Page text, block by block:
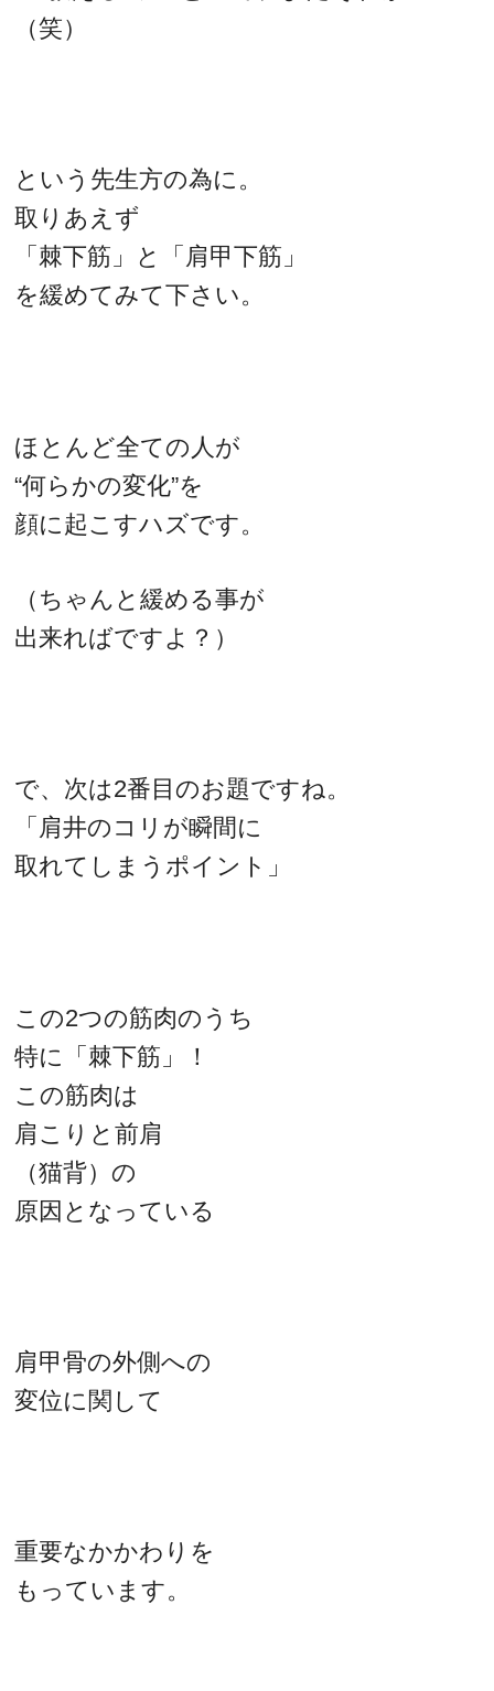
（笑）
という先生方の為に。
取りあえず
「棘下筋」と「肩甲下筋」
を緩めてみて下さい。
ほとんど全ての人が
“何らかの変化”を
顔に起こすハズです。
（ちゃんと緩める事が
出来ればですよ？）
で、次は2番目のお題ですね。
「肩井のコリが瞬間に
取れてしまうポイント」
この2つの筋肉のうち
特に「棘下筋」！
この筋肉は
肩こりと前肩
（猫背）の
原因となっている
肩甲骨の外側への
変位に関して
重要なかかわりを
もっています。